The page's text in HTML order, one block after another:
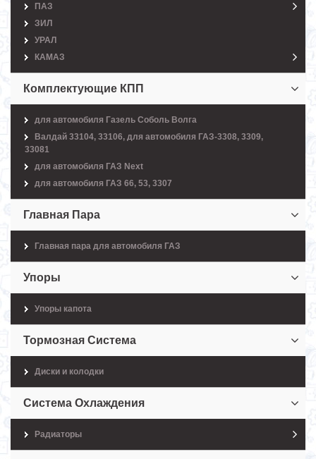
ПАЗ
ЗИЛ
УРАЛ
КАМАЗ
Комплектующие КПП
для автомобиля Газель Соболь Волга
Валдай 33104, 33106, для автомобиля ГАЗ-3308, 3309,
33081
для автомобиля ГАЗ Next
для автомобиля ГАЗ 66, 53, 3307
Главная Пара
Главная пара для автомобиля ГАЗ
Упоры
Упоры капота
Тормозная Система
Диски и колодки
Система Охлаждения
Радиаторы